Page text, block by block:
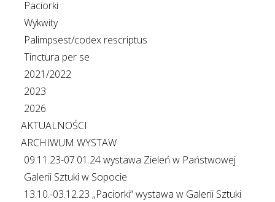
Paciorki
Wykwity
Palimpsest/codex rescriptus
Tinctura per se
2021/2022
2023
2026
AKTUALNOŚCI
ARCHIWUM WYSTAW
09.11.23-07.01.24 wystawa Zieleń w Państwowej
Galerii Sztuki w Sopocie
13.10.-03.12.23 „Paciorki” wystawa w Galerii Sztuki